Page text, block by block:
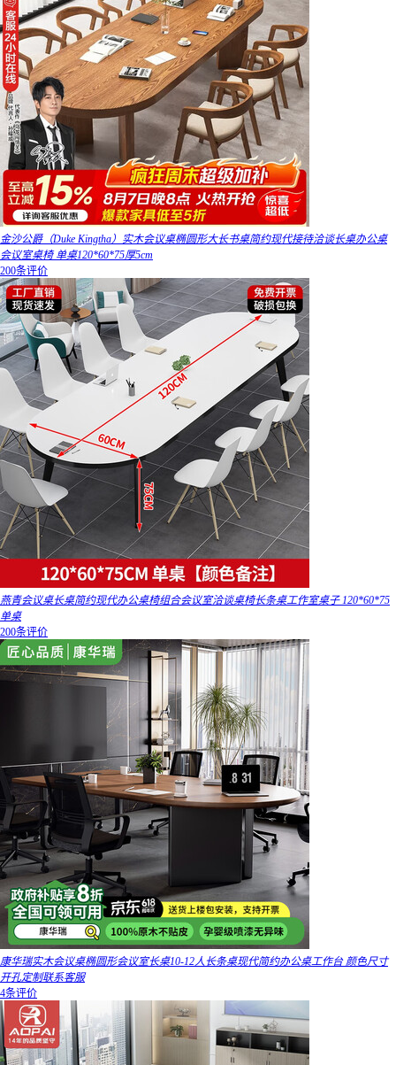
金沙公爵（Duke Kingtha）实木会议桌椭圆形大长书桌简约现代接待洽谈长桌办公桌
会议室桌椅 单桌120*60*75厚5cm
200条评价
燕青会议桌长桌简约现代办公桌椅组合会议室洽谈桌椅长条桌工作室桌子 120*60*75
单桌
200条评价
康华瑞实木会议桌椭圆形会议室长桌10-12人长条桌现代简约办公桌工作台 颜色尺寸
开孔定制联系客服
4条评价